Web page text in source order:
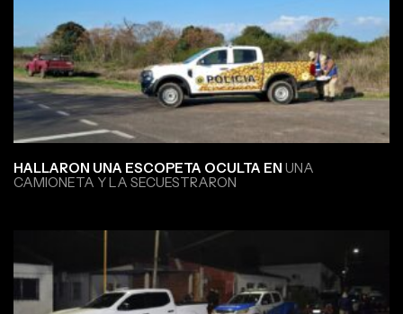
HALLARON UNA ESCOPETA OCULTA EN UNA
CAMIONETA Y LA SECUESTRARON